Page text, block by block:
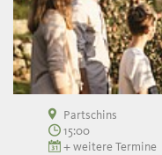
Partschins
15:00
+ weitere Termine